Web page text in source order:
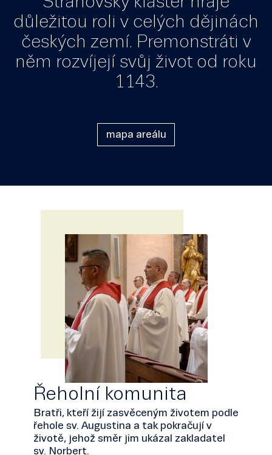
důležitou roli v celých dějinách
českých zemí. Premonstráti v
něm rozvíjejí svůj život od roku
1143.
mapa areálu
Řeholní komunita
Bratři, kteří žijí zasvěceným životem podle
řehole sv. Augustina a tak pokračují v
životě, jehož směr jim ukázal zakladatel
sv. Norbert.